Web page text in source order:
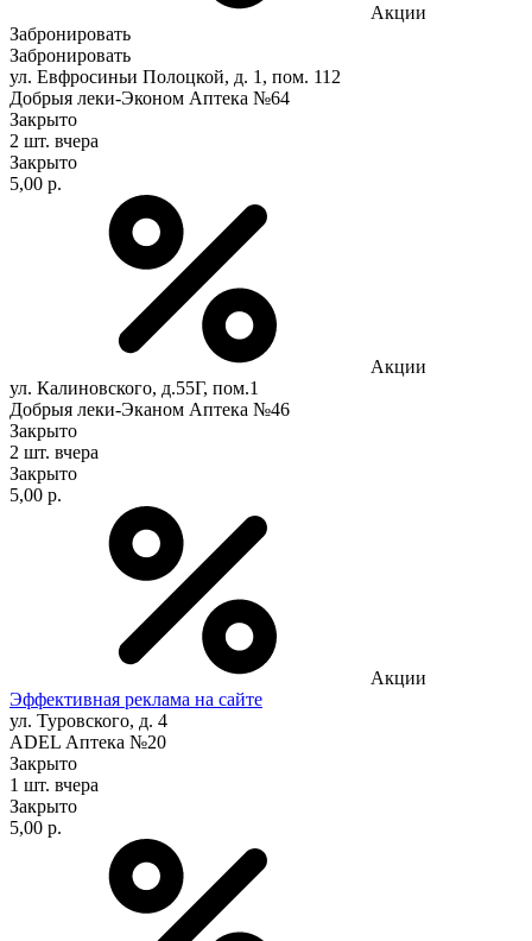
Акции
Забронировать
Забронировать
ул. Евфросиньи Полоцкой, д. 1, пом. 112
Добрыя леки-Эконом Аптека №64
Закрыто
2 шт. вчера
Закрыто
5,00 р.
Акции
ул. Калиновского, д.55Г, пом.1
Добрыя леки-Эканом Аптека №46
Закрыто
2 шт. вчера
Закрыто
5,00 р.
Акции
Эффективная реклама на сайте
ул. Туровского, д. 4
ADEL Аптека №20
Закрыто
1 шт. вчера
Закрыто
5,00 р.